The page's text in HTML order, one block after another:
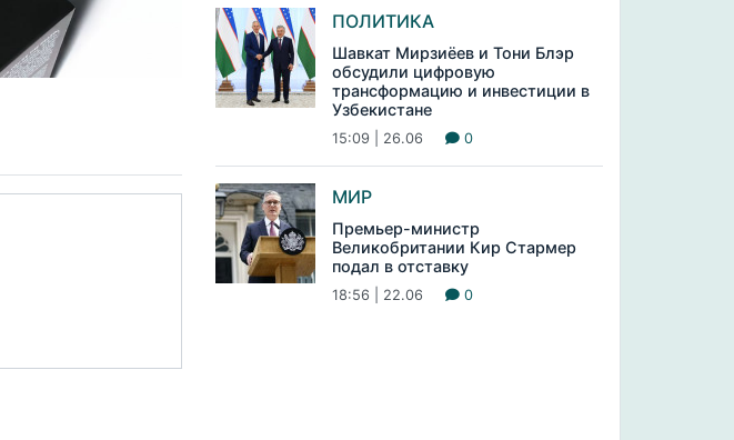
ПОЛИТИКА
Шавкат Мирзиёев и Тони Блэр
обсудили цифровую
трансформацию и инвестиции в
Узбекистане
15:09 | 26.06 0
МИР
Премьер-министр
Великобритании Кир Стармер
подал в отставку
18:56 | 22.06 0